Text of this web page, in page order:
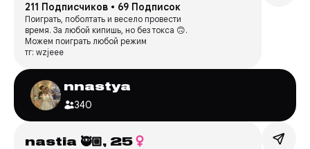
211 Подписчиков • 69 Подписок
Поиграть, поболтать и весело провести
время. За любой кипишь, но без токса 🙃.
Можем поиграть любой режим
тг: wzjeee
nnastya
340
nastia 🥷🏼, 25